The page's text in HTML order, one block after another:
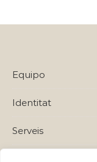
Equipo
Identitat
Serveis